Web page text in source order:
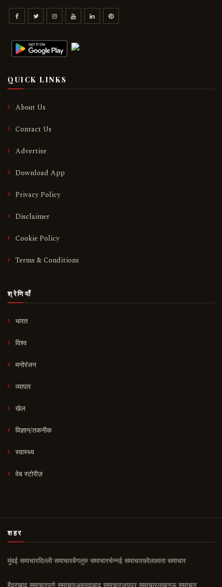
QUICK LINKS
About Us
Contact Us
Advertise
Download App
Privacy Policy
Disclaimer
Cookie Policy
Terms & Conditions
श्रेणियाँ
भारत
विश्व
मनोरंजन
व्यापार
खेल
विज्ञान/तकनीक
स्वास्थ्य
वेब स्टोरीज़
शहर
मुंबई समाचारदिल्ली समाचारबेंगलुरु समाचारचेन्नई समाचारकोलकाता समाचार